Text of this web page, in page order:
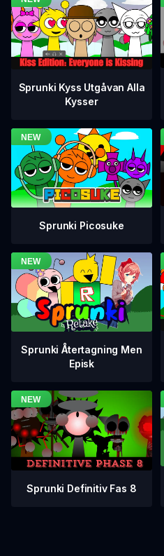
Sprunki Kyss Utgåvan Alla
Kysser
Sprunki Picosuke
Sprunki Återtagning Men
Episk
Sprunki Definitiv Fas 8